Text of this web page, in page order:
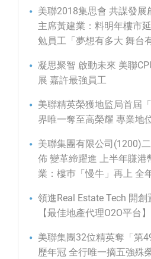
美聯2018集思會 共謀發
主席黃建業：料明年樓市
勉員工「夢想有多大 舞台
凝思聚智 啟動未來 美聯
展 嘉許最強員工
美聯精英榮獲地監局首屆
界唯一奪至高榮耀 專業地
美聯集團有限公司(1200)
佈 變革締躍進 上半年賺港
業：樓巿「慢牛」再上 全
領進Real Estate Tech 開
【最佳地產代理O2O平台
美聯集團32位精英奪「第
歷年冠 全行唯一摘五強殊